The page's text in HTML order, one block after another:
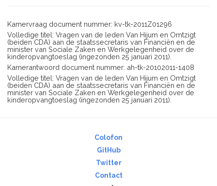
Kamervraag document nummer: kv-tk-2011Z01296
Volledige titel: Vragen van de leden Van Hijum en Omtzigt
(beiden CDA) aan de staatssecretaris van Financiën en de
minister van Sociale Zaken en Werkgelegenheid over de
kinderopvangtoeslag (ingezonden 25 januari 2011).
Kamerantwoord document nummer: ah-tk-20102011-1408
Volledige titel: Vragen van de leden Van Hijum en Omtzigt
(beiden CDA) aan de staatssecretaris van Financiën en de
minister van Sociale Zaken en Werkgelegenheid over de
kinderopvangtoeslag (ingezonden 25 januari 2011).
Colofon
GitHub
Twitter
Contact